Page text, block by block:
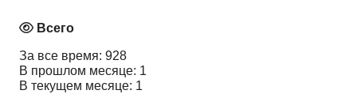
Всего
За все время: 928
В прошлом месяце: 1
В текущем месяце: 1